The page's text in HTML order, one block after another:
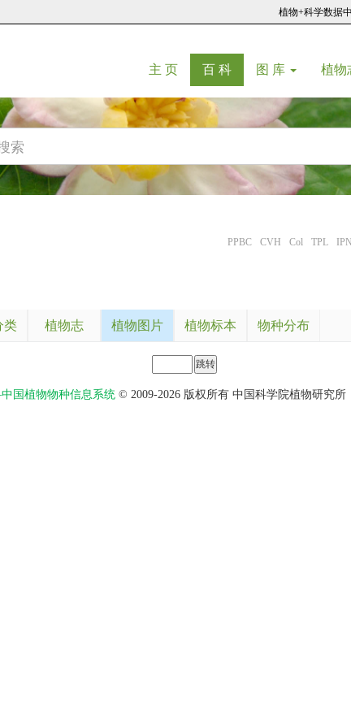
植物+科学数据
主 页(current)
百 科(current)
图 库 植物
PPBC CVH Col TPL IPNI
类 植物志 植物图片 植物标本 物种分布
国植物物种信息系统 © 2009-2026 版权所有 中国科学院植物研究所